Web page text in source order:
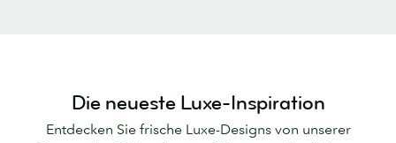
Die neueste Luxe-Inspiration
Entdecken Sie frische Luxe-Designs von unserer